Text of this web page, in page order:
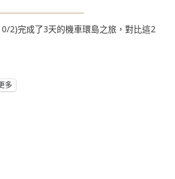
2)完成了3天的機車環島之旅，對比這2
多